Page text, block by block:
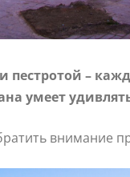
пестротой –
умеет
внимание